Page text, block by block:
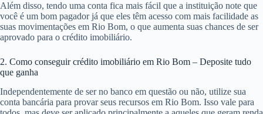
Além disso, tendo uma conta fica mais fácil que a instituição note que
você é um bom pagador já que eles têm acesso com mais facilidade as
suas movimentações em Rio Bom, o que aumenta suas chances de ser
aprovado para o crédito imobiliário.
2. Como conseguir crédito imobiliário em Rio Bom – Deposite tudo
que ganha
Independentemente de ser no banco em questão ou não, utilize sua
conta bancária para provar seus recursos em Rio Bom. Isso vale para